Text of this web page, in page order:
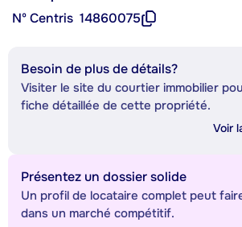
Nº Centris 14860075
Besoin de plus de détails?
Visiter le site du courtier immobilier
fiche détaillée de cette propriété.
Voir
Présentez un dossier solide
Un profil de locataire complet peut
dans un marché compétitif.